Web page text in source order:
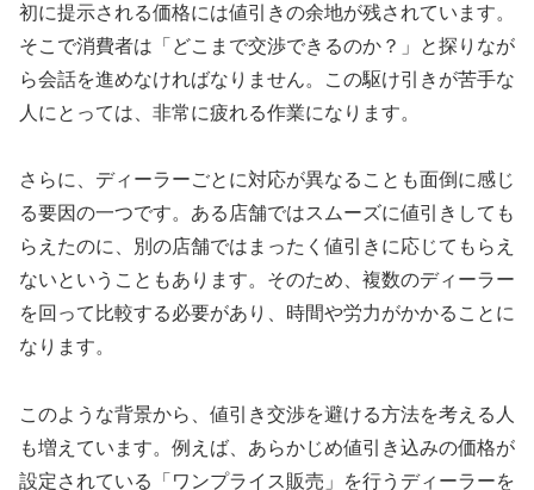
初に提示される価格には値引きの余地が残されています。
そこで消費者は「どこまで交渉できるのか？」と探りなが
ら会話を進めなければなりません。この駆け引きが苦手な
人にとっては、非常に疲れる作業になります。
さらに、ディーラーごとに対応が異なることも面倒に感じ
る要因の一つです。ある店舗ではスムーズに値引きしても
らえたのに、別の店舗ではまったく値引きに応じてもらえ
ないということもあります。そのため、複数のディーラー
を回って比較する必要があり、時間や労力がかかることに
なります。
このような背景から、値引き交渉を避ける方法を考える人
も増えています。例えば、あらかじめ値引き込みの価格が
設定されている「ワンプライス販売」を行うディーラーを